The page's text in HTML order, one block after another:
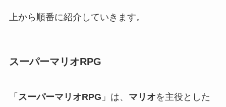
上から順番に紹介していきます。
スーパーマリオRPG
「 スーパーマリオRPG 」は、 マリオを主役とした